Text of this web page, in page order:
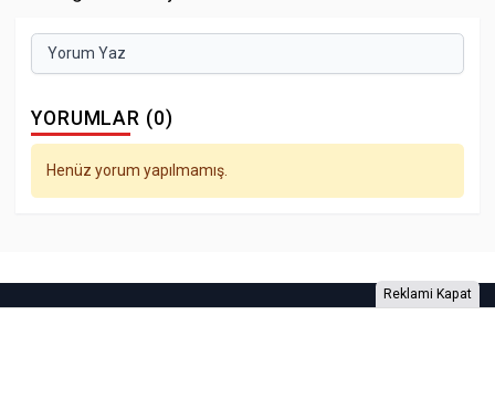
Yorum Yaz
YORUMLAR (0)
Henüz yorum yapılmamış.
Reklami Kapat